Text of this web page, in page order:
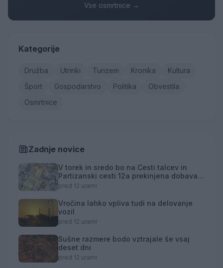
Vse osmrtnice →
Kategorije
Družba Utrinki Turizem Kronika
Kultura
Šport
Gospodarstvo Politika
Obvestila
Osmrtnice
Zadnje novice
V torek in sredo bo na Cesti talcev in
Partizanski cesti 12a prekinjena dobava
toplotne energije
pred 12 urami
Vročina lahko vpliva tudi na delovanje
vozil
pred 12 urami
Sušne razmere bodo vztrajale še vsaj
deset dni
pred 12 urami